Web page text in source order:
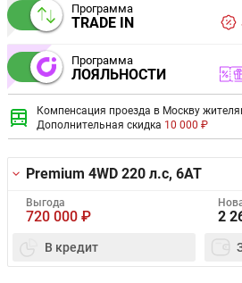
Программа
TRADE IN
Программа
ЛОЯЛЬНОСТИ
Компенсация проезда в Москву
Дополнительная скидка 10 000 ₽
Premium 4WD 220 л.с, 6AT
Выгода
720 000 ₽ 2
В кредит